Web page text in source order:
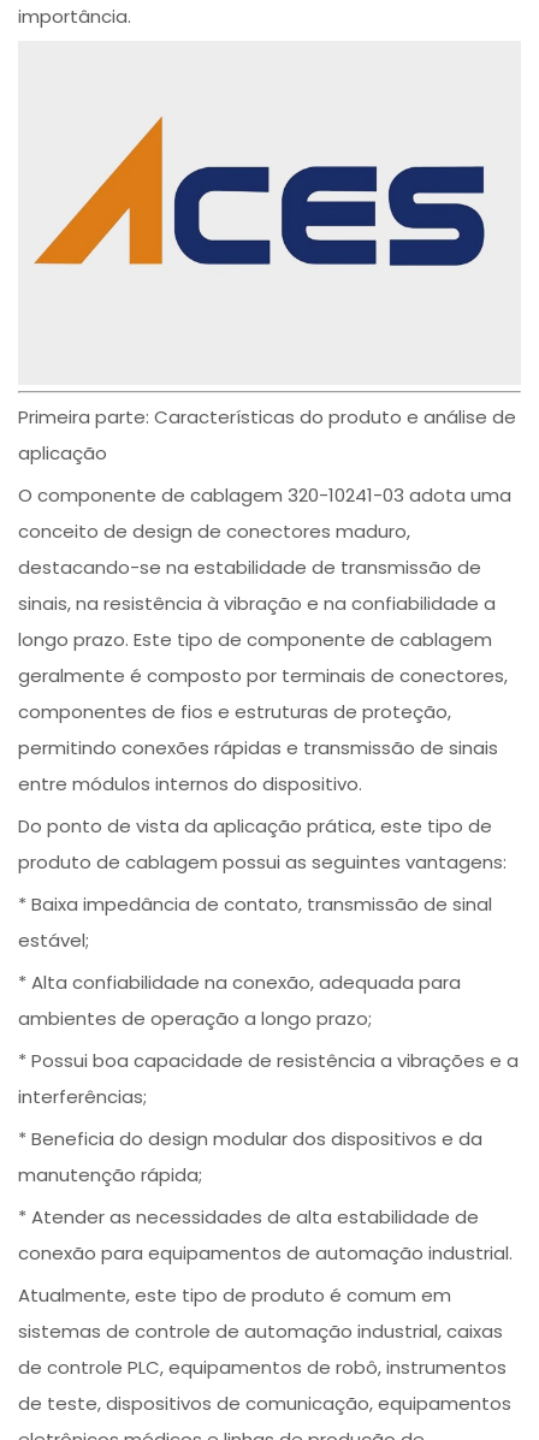
importância.
Primeira parte: Características do produto e análise de
aplicação
O componente de cablagem 320-10241-03 adota uma
conceito de design de conectores maduro,
destacando-se na estabilidade de transmissão de
sinais, na resistência à vibração e na confiabilidade a
longo prazo. Este tipo de componente de cablagem
geralmente é composto por terminais de conectores,
componentes de fios e estruturas de proteção,
permitindo conexões rápidas e transmissão de sinais
entre módulos internos do dispositivo.
Do ponto de vista da aplicação prática, este tipo de
produto de cablagem possui as seguintes vantagens:
* Baixa impedância de contato, transmissão de sinal
estável;
* Alta confiabilidade na conexão, adequada para
ambientes de operação a longo prazo;
* Possui boa capacidade de resistência a vibrações e a
interferências;
* Beneficia do design modular dos dispositivos e da
manutenção rápida;
* Atender as necessidades de alta estabilidade de
conexão para equipamentos de automação industrial.
Atualmente, este tipo de produto é comum em
sistemas de controle de automação industrial, caixas
de controle PLC, equipamentos de robô, instrumentos
de teste, dispositivos de comunicação, equipamentos